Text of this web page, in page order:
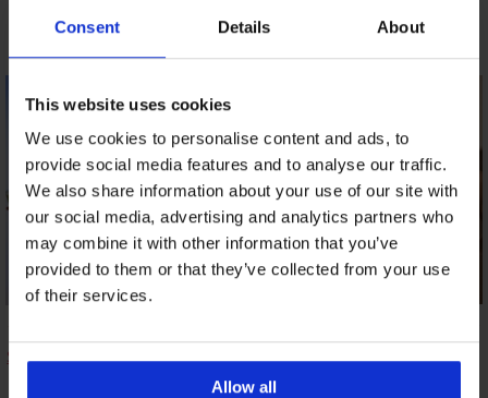
Consent Details About
This website uses cookies
We use cookies to personalise content and ads, to
provide social media features and to analyse our traffic.
We also share information about your use of our site with
our social media, advertising and analytics partners who
may combine it with other information that you’ve
provided to them or that they’ve collected from your use
of their services.
Allow all
10,49 €(20,52 лв.)
22,19 €(43,40 лв.)
Flowers
25,89 €(50,64 лв.)
костюм PINK
STORM Galaxy Heart
костюм Flow
16,50 €(32,27 лв.)
костюм Sea
15,99 €(31,27 лв.)